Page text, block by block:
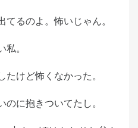
てるのよ。怖いじゃん。
私。
たけど怖くなかった。
のに抱きついてたし。